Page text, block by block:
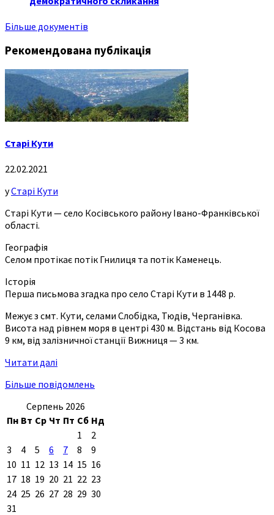
Більше документів
Рекомендована публікація
Старі Кути
22.02.2021
уСтарі Кути
Старі Кути — село Косівського району Івано-Франківської
області.
Географія
Селом протікає потік Гнилиця та потік Каменець.
Історія
Перша письмова згадка про село Старі Кути в 1448 р.
Межує з смт. Кути, селами Слобідка, Тюдів, Черганівка.
Висота над рівнем моря в центрі 430 м. Відстань від Косова
9 км, від залізничної станції Вижниця — 3 км.
Читати далі
Більше повідомлень
Серпень 2026
Пн Вт Ср Чт Пт Сб Нд
1
2
3
4 5 6 7 8
9
10 11 12 13 14 15 16
17 18 19 20 21 22 23
24 25 26 27 28 29 30
31